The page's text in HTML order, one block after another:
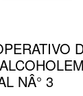
NÂ° 3